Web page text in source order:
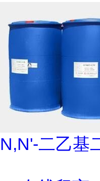
N,N'-二乙基